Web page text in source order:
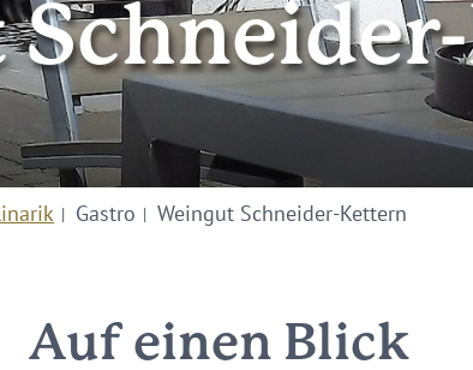
Gastro Weingut Schneider-Kettern
Auf einen Blick